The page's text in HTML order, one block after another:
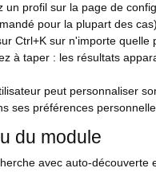
un profil sur la page de
pour la plupart des
Ctrl+K sur n'importe quelle
à taper : les résultats
peut personnaliser
ses préférences
du module
avec auto-découverte